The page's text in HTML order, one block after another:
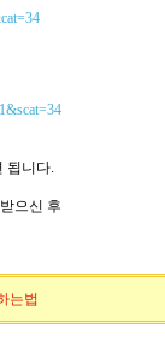
됩니다.
으신 후
는법